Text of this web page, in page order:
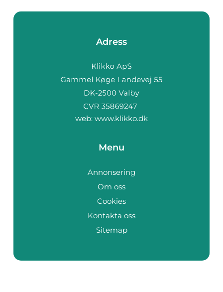
Adress
web: www.klikko.dk
Menu
Annonsering
Om oss
Cookies
Kontakta oss
Sitemap